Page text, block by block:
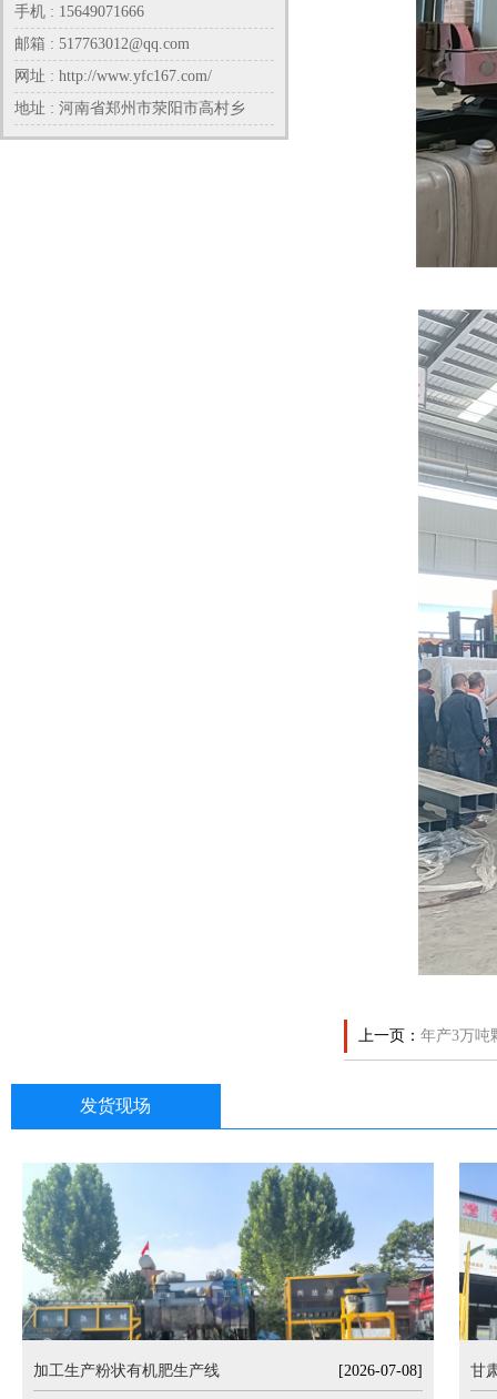
手机 : 15649071666
邮箱 : 517763012@qq.com
网址 : http://www.yfc167.com/
地址 : 河南省郑州市荥阳市高村乡
上一页： 年产3万吨
发货现场
加工生产粉状有机肥生产线 [2026-07-08] 甘